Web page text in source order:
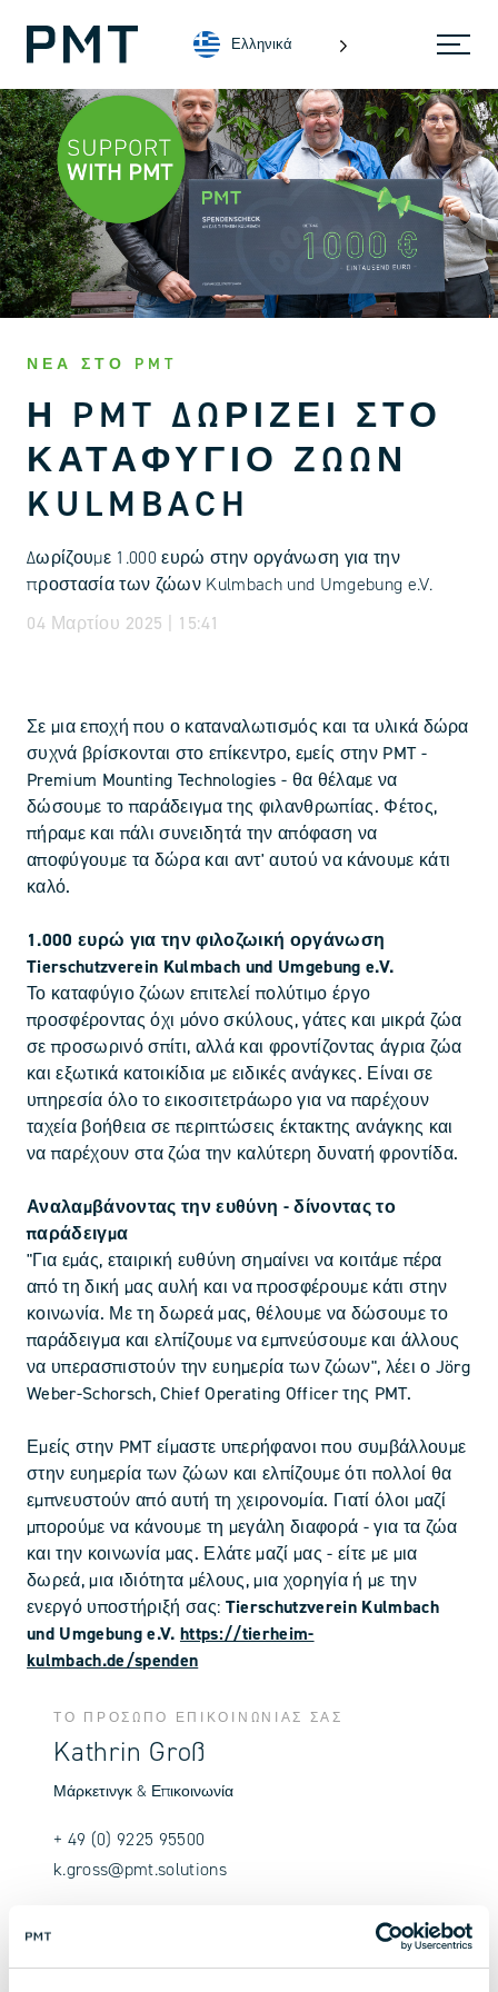
Ελληνικά
ΝΈΑ ΣΤΟ PMT
Η PMT ΔΩΡΊΖΕΙ ΣΤΟ
ΚΑΤΑΦΎΓΙΟ ΖΏΩΝ
KULMBACH
Δωρίζουμε 1.000 ευρώ στην οργάνωση για την
προστασία των ζώων Kulmbach und Umgebung e.V.
04 Μαρτίου 2025 | 15:41
Σε μια εποχή που ο καταναλωτισμός και τα υλικά δώρα
συχνά βρίσκονται στο επίκεντρο, εμείς στην PMT -
Premium Mounting Technologies - θα θέλαμε να
δώσουμε το παράδειγμα της φιλανθρωπίας. Φέτος,
πήραμε και πάλι συνειδητά την απόφαση να
αποφύγουμε τα δώρα και αντ' αυτού να κάνουμε κάτι
καλό.
1.000 ευρώ για την φιλοζωική οργάνωση
Tierschutzverein Kulmbach und Umgebung e.V.
Το καταφύγιο ζώων επιτελεί πολύτιμο έργο
προσφέροντας όχι μόνο σκύλους, γάτες και μικρά ζώα
σε προσωρινό σπίτι, αλλά και φροντίζοντας άγρια ζώα
και εξωτικά κατοικίδια με ειδικές ανάγκες. Είναι σε
υπηρεσία όλο το εικοσιτετράωρο για να παρέχουν
ταχεία βοήθεια σε περιπτώσεις έκτακτης ανάγκης και
να παρέχουν στα ζώα την καλύτερη δυνατή φροντίδα.
Αναλαμβάνοντας την ευθύνη - δίνοντας το
παράδειγμα
"Για εμάς, εταιρική ευθύνη σημαίνει να κοιτάμε πέρα
από τη δική μας αυλή και να προσφέρουμε κάτι στην
κοινωνία. Με τη δωρεά μας, θέλουμε να δώσουμε το
παράδειγμα και ελπίζουμε να εμπνεύσουμε και άλλους
να υπερασπιστούν την ευημερία των ζώων", λέει ο Jörg
Weber-Schorsch, Chief Operating Officer της PMT.
Εμείς στην PMT είμαστε υπερήφανοι που συμβάλλουμε
στην ευημερία των ζώων και ελπίζουμε ότι πολλοί θα
εμπνευστούν από αυτή τη χειρονομία. Γιατί όλοι μαζί
μπορούμε να κάνουμε τη μεγάλη διαφορά - για τα ζώα
και την κοινωνία μας. Ελάτε μαζί μας - είτε με μια
δωρεά, μια ιδιότητα μέλους, μια χορηγία ή με την
ενεργό υποστήριξή σας: Tierschutzverein Kulmbach
und Umgebung e.V. https://tierheim-
kulmbach.de/spenden
ΤΟ ΠΡΌΣΩΠΟ ΕΠΙΚΟΙΝΩΝΊΑΣ ΣΑΣ
Kathrin Groß
Μάρκετινγκ & Επικοινωνία
+ 49 (0) 9225 95500
k.gross@pmt.solutions